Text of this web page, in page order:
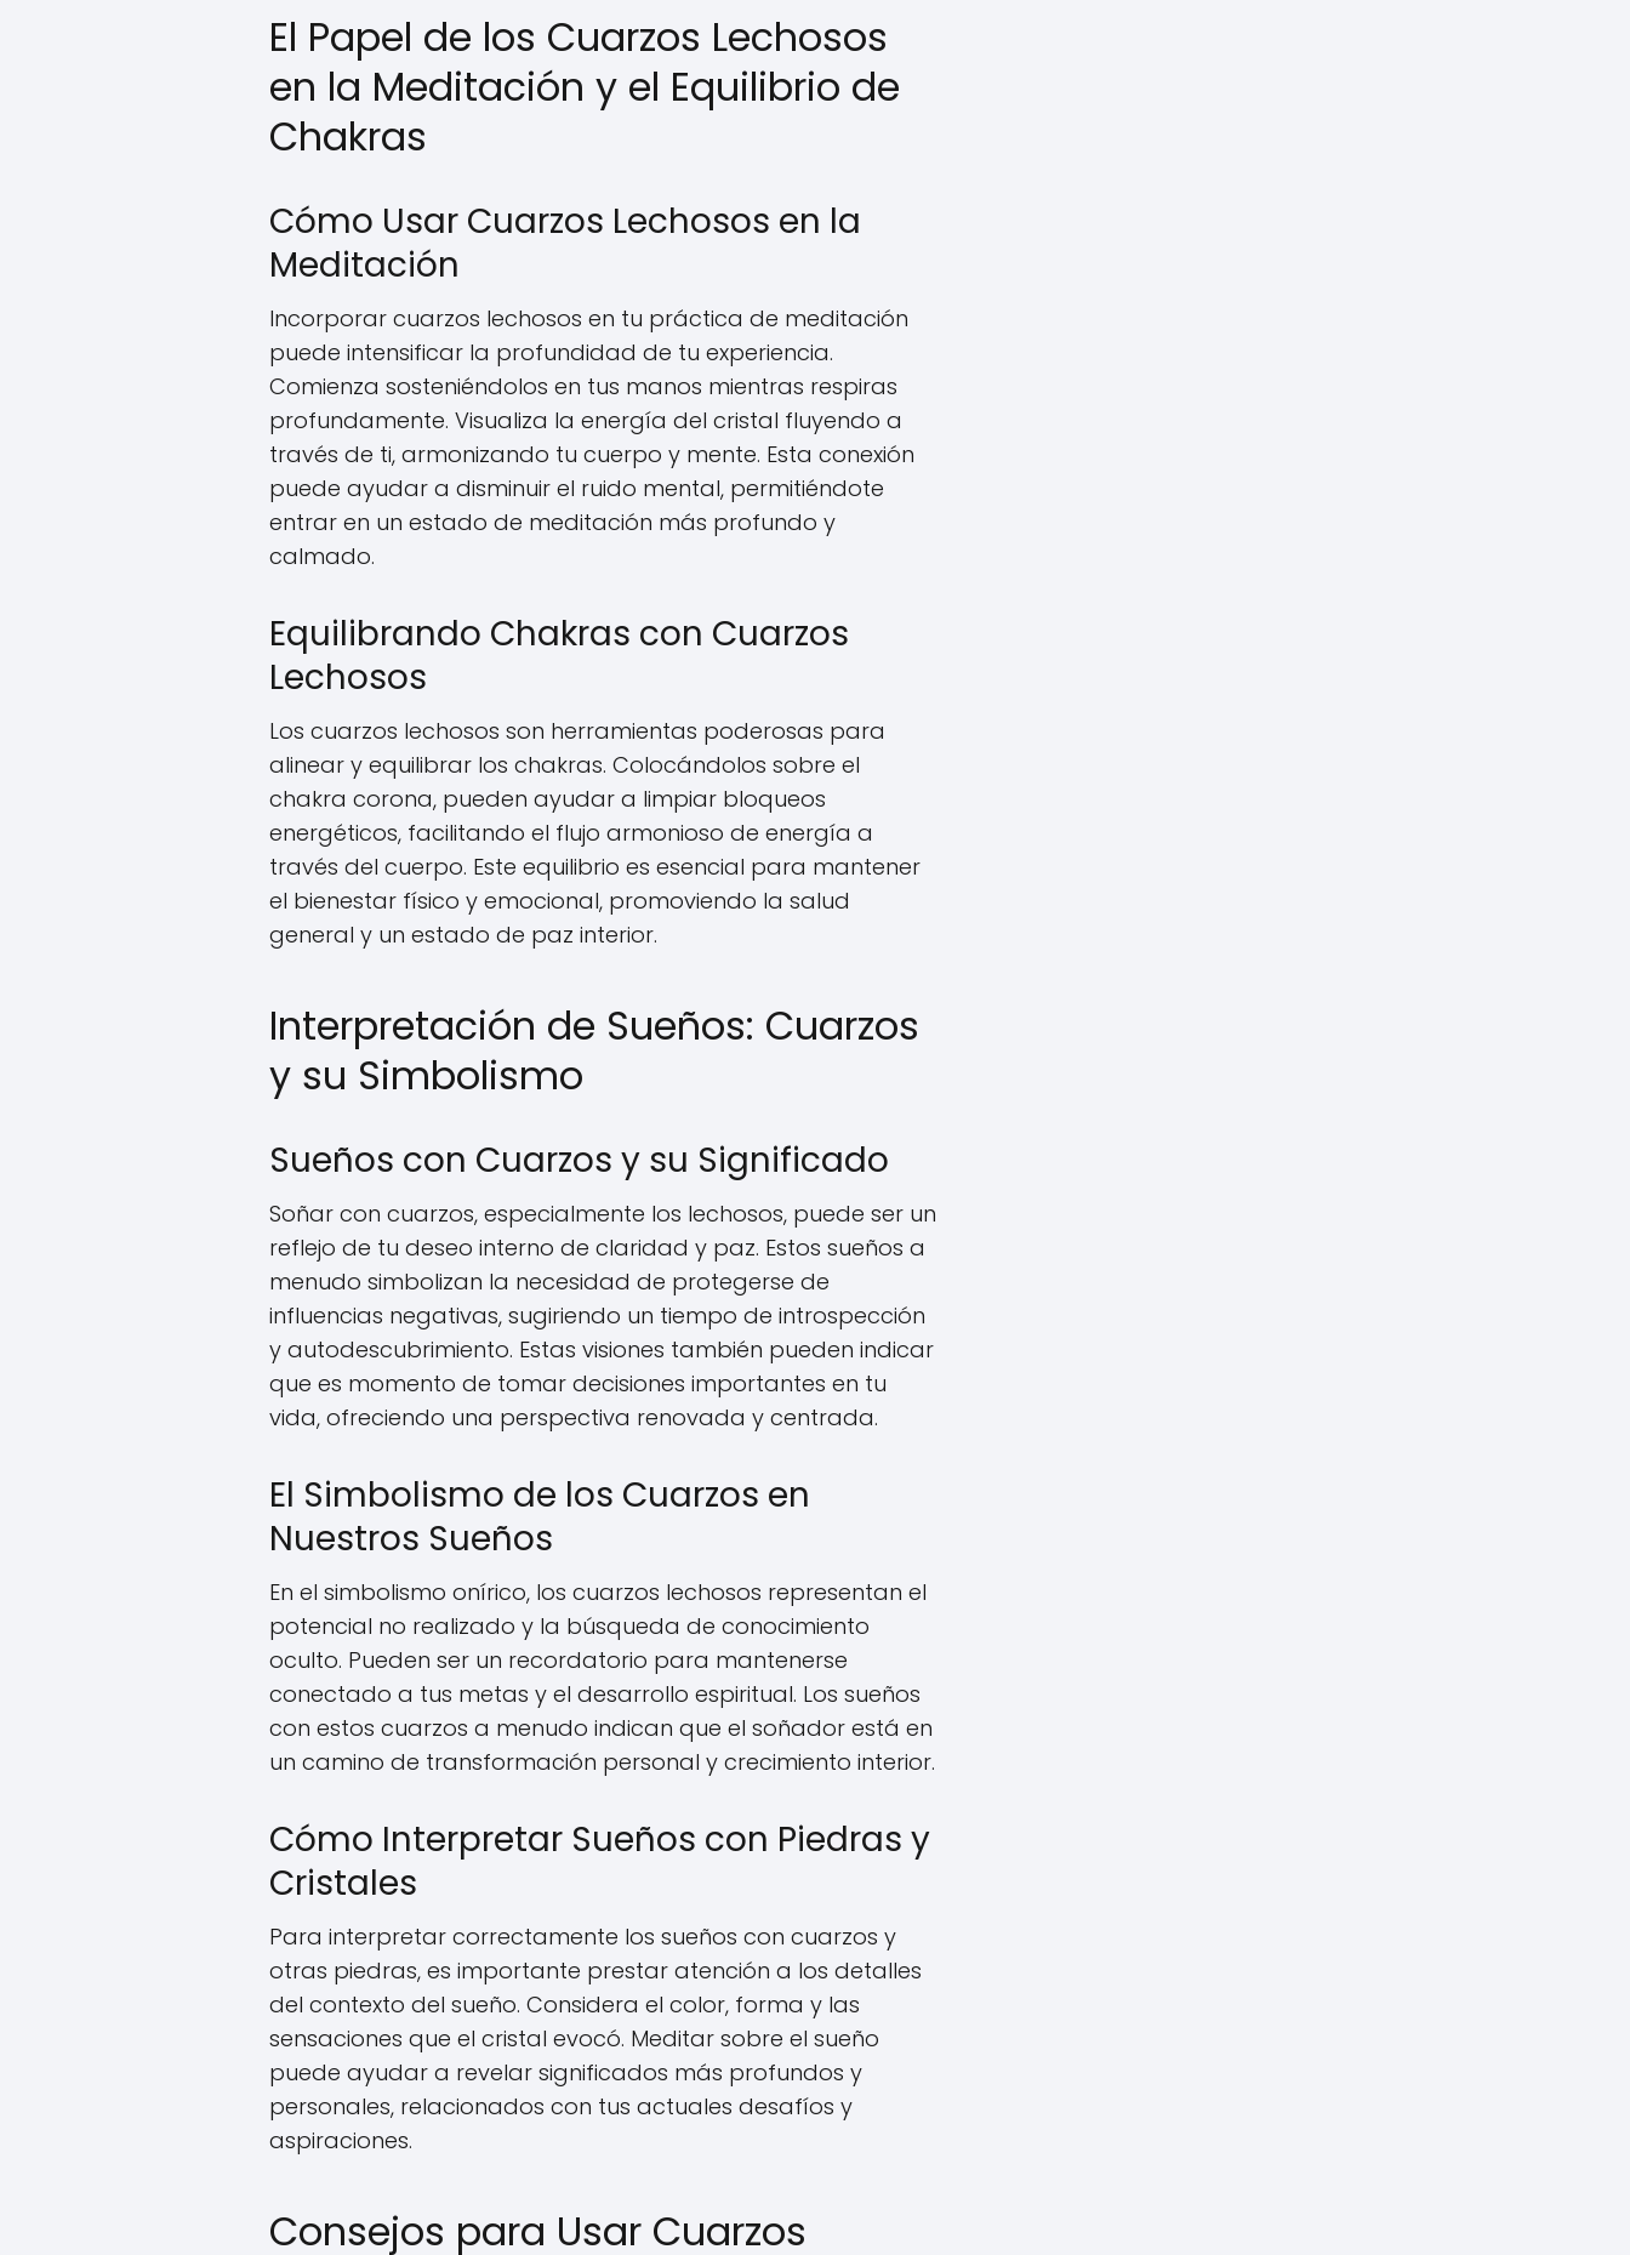
El Papel de los Cuarzos Lechosos
en la Meditación y el Equilibrio de
Chakras
Cómo Usar Cuarzos Lechosos en la
Meditación
Incorporar cuarzos lechosos en tu práctica de meditación
puede intensificar la profundidad de tu experiencia.
Comienza sosteniéndolos en tus manos mientras respiras
profundamente. Visualiza la energía del cristal fluyendo a
través de ti, armonizando tu cuerpo y mente. Esta conexión
puede ayudar a disminuir el ruido mental, permitiéndote
entrar en un estado de meditación más profundo y
calmado.
Equilibrando Chakras con Cuarzos
Lechosos
Los cuarzos lechosos son herramientas poderosas para
alinear y equilibrar los chakras. Colocándolos sobre el
chakra corona, pueden ayudar a limpiar bloqueos
energéticos, facilitando el flujo armonioso de energía a
través del cuerpo. Este equilibrio es esencial para mantener
el bienestar físico y emocional, promoviendo la salud
general y un estado de paz interior.
Interpretación de Sueños: Cuarzos
y su Simbolismo
Sueños con Cuarzos y su Significado
Soñar con cuarzos, especialmente los lechosos, puede ser un
reflejo de tu deseo interno de claridad y paz. Estos sueños a
menudo simbolizan la necesidad de protegerse de
influencias negativas, sugiriendo un tiempo de introspección
y autodescubrimiento. Estas visiones también pueden indicar
que es momento de tomar decisiones importantes en tu
vida, ofreciendo una perspectiva renovada y centrada.
El Simbolismo de los Cuarzos en
Nuestros Sueños
En el simbolismo onírico, los cuarzos lechosos representan el
potencial no realizado y la búsqueda de conocimiento
oculto. Pueden ser un recordatorio para mantenerse
conectado a tus metas y el desarrollo espiritual. Los sueños
con estos cuarzos a menudo indican que el soñador está en
un camino de transformación personal y crecimiento interior.
Cómo Interpretar Sueños con Piedras y
Cristales
Para interpretar correctamente los sueños con cuarzos y
otras piedras, es importante prestar atención a los detalles
del contexto del sueño. Considera el color, forma y las
sensaciones que el cristal evocó. Meditar sobre el sueño
puede ayudar a revelar significados más profundos y
personales, relacionados con tus actuales desafíos y
aspiraciones.
Consejos para Usar Cuarzos